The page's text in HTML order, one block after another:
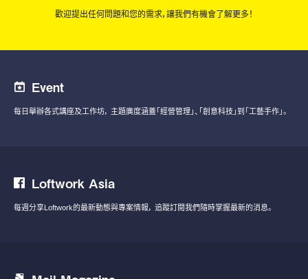
歡迎提出任何問題和您的需求，讓我們有機會了解更多！
Event
每日舉辦各式講座及工作坊， 主題廣度涵蓋「經營管理」、「創意科技」到「工藝手作」。
Loftwork Asia
每週分享Loftwork的最新動態與專案情報， 追蹤訂閱我們隨時掌握最新的消息。